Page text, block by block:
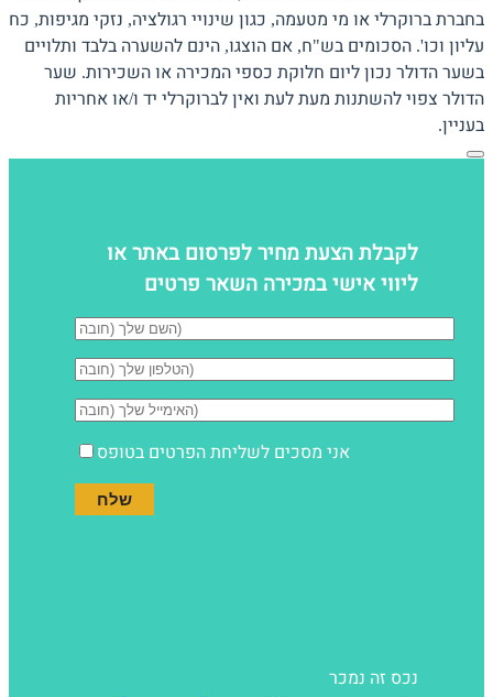
בחברת ברוקרלי או מי מטעמה, כגון שינויי רגולציה, נזקי מגיפות, כח
עליון וכו'. הסכומים בש"ח, אם הוצגו, הינם להשערה בלבד ותלויים
בשער הדולר נכון ליום חלוקת כספי המכירה או השכירות. שער
הדולר צפוי להשתנות מעת לעת ואין לברוקרלי יד ו/או אחריות
בעניין.
לקבלת הצעת מחיר לפרסום באתר או
ליווי אישי במכירה השאר פרטים
אני מסכים לשליחת הפרטים בטופס
נכס זה נמכר